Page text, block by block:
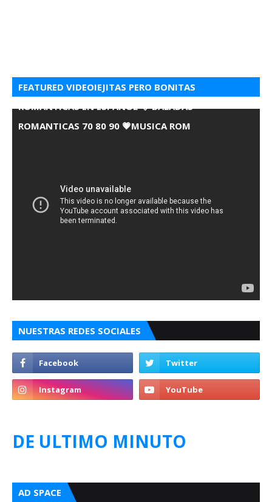
FEATURED VIDEOIEJITAS PERO BONITAS
ROMANTICAS EN ESPANOL 💘 BALADAS
ROMANTICAS 70 80 90 💗MUSICA ROM
NUESTRAS REDES SOCIALES
DE ULTIMO MINUTO
AD SPACE